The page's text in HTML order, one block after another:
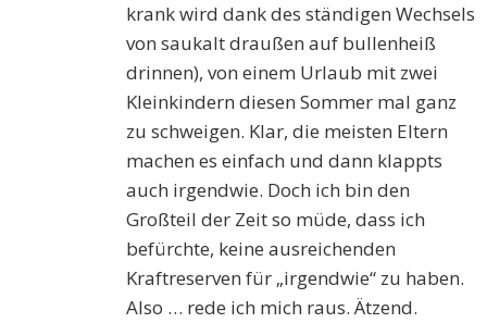
krank wird dank des ständigen Wechsels
von saukalt draußen auf bullenheiß
drinnen), von einem Urlaub mit zwei
Kleinkindern diesen Sommer mal ganz
zu schweigen. Klar, die meisten Eltern
machen es einfach und dann klappts
auch irgendwie. Doch ich bin den
Großteil der Zeit so müde, dass ich
befürchte, keine ausreichenden
Kraftreserven für „irgendwie“ zu haben.
Also … rede ich mich raus. Ätzend.